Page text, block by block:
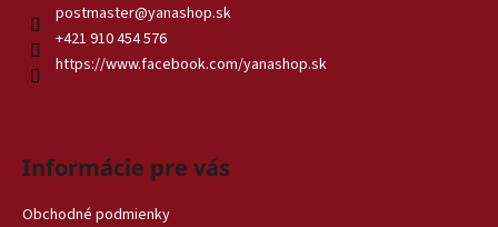
postmaster@yanashop.sk
+421 910 454 576
https://www.facebook.com/yanashop.sk
Informácie pre vás
Obchodné podmienky